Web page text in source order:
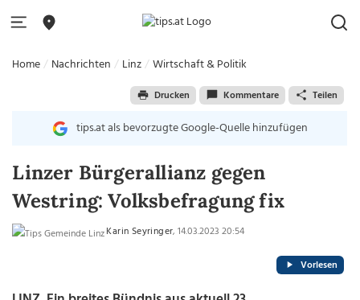
Home Nachrichten Linz Wirtschaft & Politik
Drucken Kommentare Teilen
tips.at als bevorzugte Google-Quelle hinzufügen
Linzer Bürgerallianz gegen
Westring: Volksbefragung fix
Karin Seyringer, 14.03.2023 20:54
Vorlesen